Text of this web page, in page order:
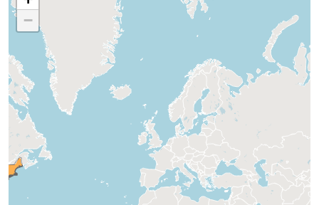
−